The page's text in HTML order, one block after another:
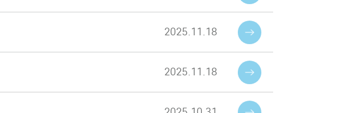
2025.11.18
2025.11.18